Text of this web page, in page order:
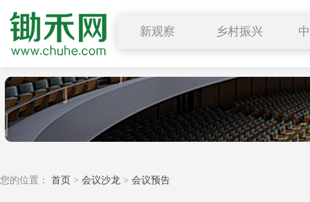
新观察
行业要闻
深度解读
小禾观点
乡村振兴
您的位置： 首页 > 会议沙龙 > 会议预告